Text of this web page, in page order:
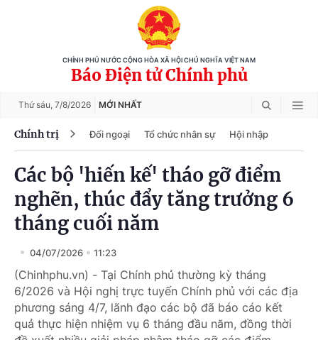
CHÍNH PHỦ NƯỚC CỘNG HÒA XÃ HỘI CHỦ NGHĨA VIỆT NAM
Báo Điện tử Chính phủ
Thứ sáu, 7/8/2026 MỚI NHẤT
Chính trị Đối ngoại Tổ chức nhân sự Hội nhập
Các bộ 'hiến kế' tháo gỡ điểm
nghẽn, thúc đẩy tăng trưởng 6
tháng cuối năm
04/07/2026 11:23
(Chinhphu.vn) - Tại Chính phủ thường kỳ tháng
6/2026 và Hội nghị trực tuyến Chính phủ với các địa
phương sáng 4/7, lãnh đạo các bộ đã báo cáo kết
quả thực hiện nhiệm vụ 6 tháng đầu năm, đồng thời